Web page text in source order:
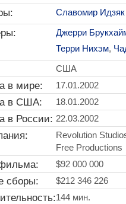
Славомир Идзяк
Джерри
Терри Нихэм,
США
в мире: 17.01.2002
в США: 18.01.2002
в России: 22.03.2002
Revolution
Free Productions
$92 000 000
сборы: $212 346 226
144 мин.